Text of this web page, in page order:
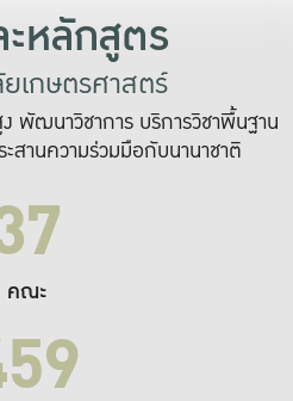
หลักสูตร
เกษตรศาสตร์
พัฒนาวิชาการ บริการวิชาพื้นฐาน
สานความร่วมมือกับนานาชาติ
คณะ